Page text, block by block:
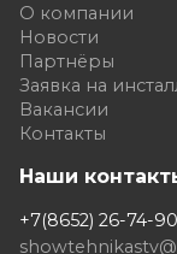
О компании
Новости
Партнёры
Заявка на
Вакансии
Контакты
Наши
+7(8652) 26-74-90